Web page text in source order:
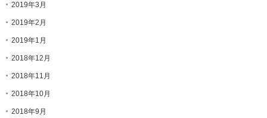
2019年3月
2019年2月
2019年1月
2018年12月
2018年11月
2018年10月
2018年9月